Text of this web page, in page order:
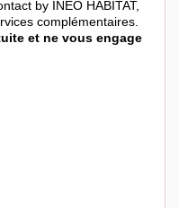
by INEO HABITAT,
complémentaires.
et ne vous engage